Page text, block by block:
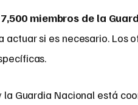
miembros de la
actuar si es necesario. Los
Guardia Nacional está